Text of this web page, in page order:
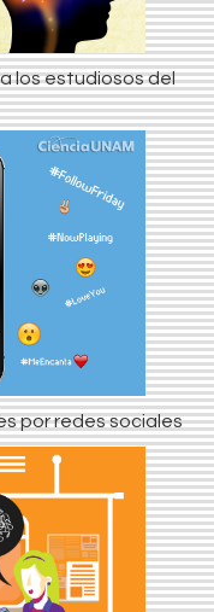
los estudiosos del
por redes sociales